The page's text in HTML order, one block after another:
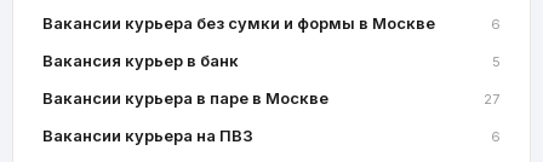
Вакансии курьера без сумки и формы в Москве 6
Вакансия курьер в банк 5
Вакансии курьера в паре в Москве 27
Вакансии курьера на ПВЗ 6